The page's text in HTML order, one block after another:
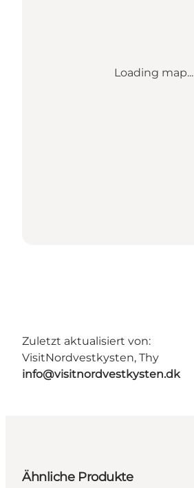
Loading map...
Zuletzt aktualisiert von:
VisitNordvestkysten, Thy
info@visitnordvestkysten.dk
Ähnliche Produkte